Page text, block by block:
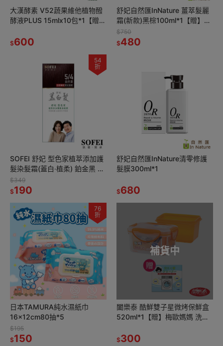
大漢酵素 V52蔬果維他植物醱
酵液PLUS 15mlx10包*1【贈】
凝膠球*1
$600
舒妃自然匯InNature 薑萃髮麗
霜(新款)黑棕100ml*1【贈】
SOFEI舒妃 7玻水潤護髮霜
800ml*1
$750
$480
54
折
SOFEI 舒妃 型色家植萃添加護
髮染髮霜(蓋白‧植柔) 鉑金黑 自
然黑褐 夜空紫 自然栗 琥珀棕
$349
$190
舒妃自然匯InNature清零修護
髮膜300ml*1
$680
76
折
日本TAMURA純水濕紙巾
16x12cm80抽*5
$195
$150
補貨中
闔樂泰 酷鮮雙子星微烤保鮮盒
520ml*1【贈】梅歐媽媽 洗衣
$300